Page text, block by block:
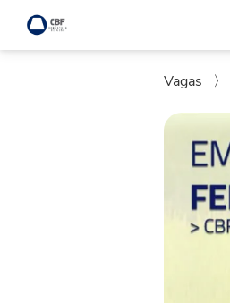
Vagas 〉